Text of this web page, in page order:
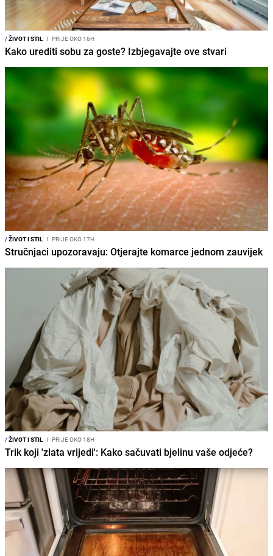
/ŽIVOT I STIL I PRIJE OKO 16H
Kako urediti sobu za goste? Izbjegavajte ove stvari
/ŽIVOT I STIL I PRIJE OKO 17H
Stručnjaci upozoravaju: Otjerajte komarce jednom zauvijek
/ŽIVOT I STIL I PRIJE OKO 18H
Trik koji 'zlata vrijedi': Kako sačuvati bjelinu vaše odjeće?